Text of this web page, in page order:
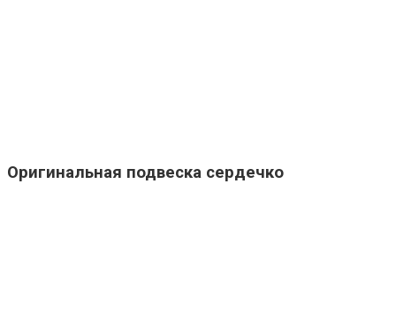
Оригинальная подвеска сердечко